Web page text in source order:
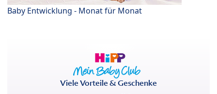
Baby Entwicklung - Monat für Monat
Viele Vorteile & Geschenke